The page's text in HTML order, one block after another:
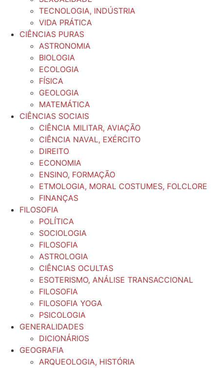
TECNOLOGIA, INDÚSTRIA
VIDA PRÁTICA
CIÊNCIAS PURAS
ASTRONOMIA
BIOLOGIA
ECOLOGIA
FÍSICA
GEOLOGIA
MATEMÁTICA
CIÊNCIAS SOCIAIS
CIÊNCIA MILITAR, AVIAÇÃO
CIÊNCIA NAVAL, EXÉRCITO
DIREITO
ECONOMIA
ENSINO, FORMAÇÃO
ETMOLOGIA, MORAL COSTUMES, FOLCLORE
FINANÇAS
FILOSOFIA
POLÍTICA
SOCIOLOGIA
FILOSOFIA
ASTROLOGIA
CIÊNCIAS OCULTAS
ESOTERISMO, ANÁLISE TRANSACCIONAL
FILOSOFIA
FILOSOFIA YOGA
PSICOLOGIA
GENERALIDADES
DICIONÁRIOS
GEOGRAFIA
ARQUEOLOGIA, HISTÓRIA